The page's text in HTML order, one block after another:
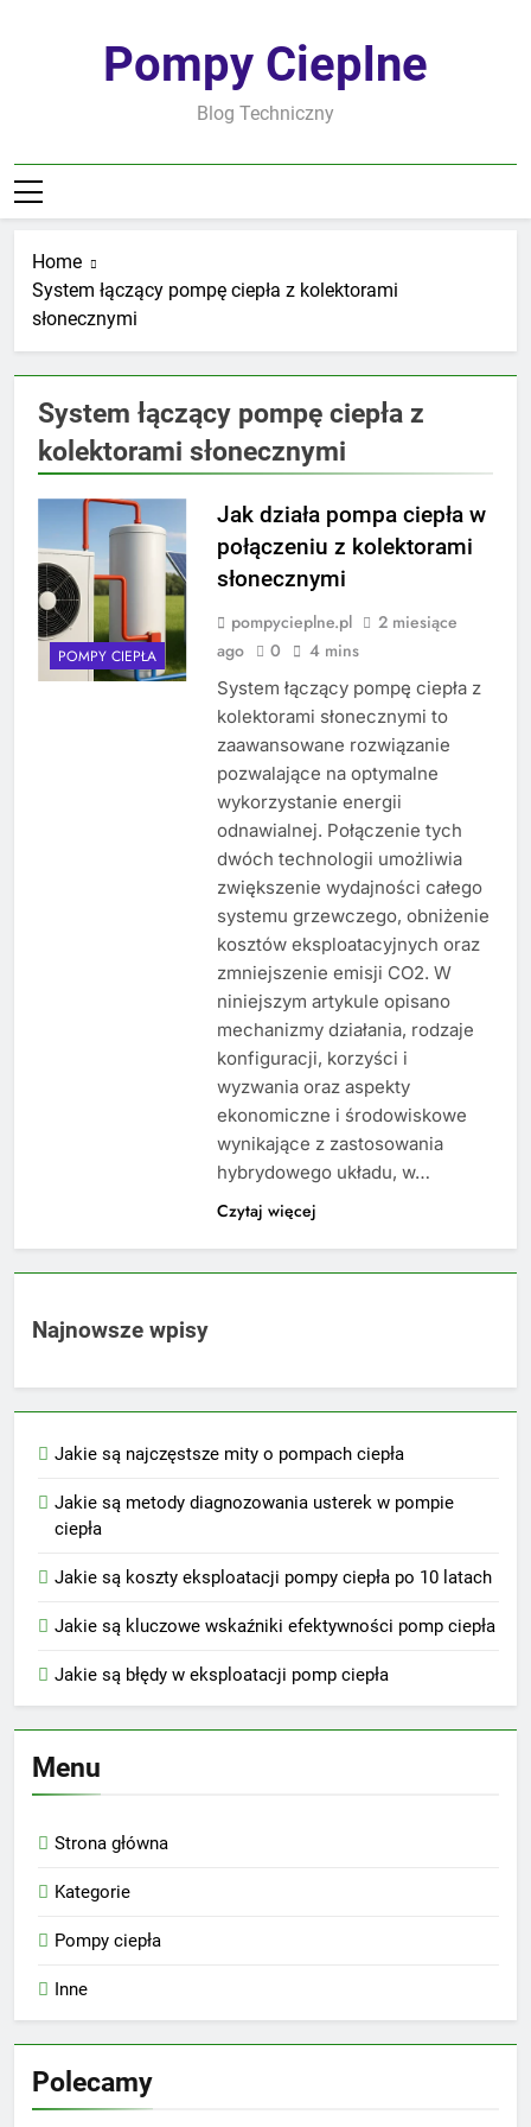
Pompy Cieplne
Blog Techniczny
Home
System łączący pompę ciepła z kolektorami
słonecznymi
System łączący pompę ciepła z
kolektorami słonecznymi
POMPY CIEPŁA
Jak działa pompa ciepła w
połączeniu z kolektorami
słonecznymi
pompycieplne.pl
2 miesiące
ago
0 4 mins
System łączący pompę ciepła z
kolektorami słonecznymi to
zaawansowane rozwiązanie
pozwalające na optymalne
wykorzystanie energii
odnawialnej. Połączenie tych
dwóch technologii umożliwia
zwiększenie wydajności całego
systemu grzewczego, obniżenie
kosztów eksploatacyjnych oraz
zmniejszenie emisji CO2. W
niniejszym artykule opisano
mechanizmy działania, rodzaje
konfiguracji, korzyści i
wyzwania oraz aspekty
ekonomiczne i środowiskowe
wynikające z zastosowania
hybrydowego układu, w…
Czytaj więcej
Najnowsze wpisy
Jakie są najczęstsze mity o pompach ciepła
Jakie są metody diagnozowania usterek w pompie
ciepła
Jakie są koszty eksploatacji pompy ciepła po 10 latach
Jakie są kluczowe wskaźniki efektywności pomp ciepła
Jakie są błędy w eksploatacji pomp ciepła
Menu
Strona główna
Kategorie
Pompy ciepła
Inne
Polecamy